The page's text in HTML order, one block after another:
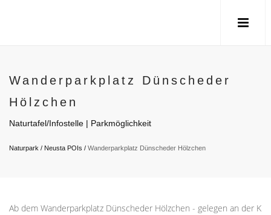
Wanderparkplatz Dünscheder
Hölzchen
Naturtafel/Infostelle | Parkmöglichkeit
Naturpark / Neusta POIs / Wanderparkplatz Dünscheder Hölzchen
Ab dem Wanderparkplatz Dünscheder Hölzchen - gelegen an der K